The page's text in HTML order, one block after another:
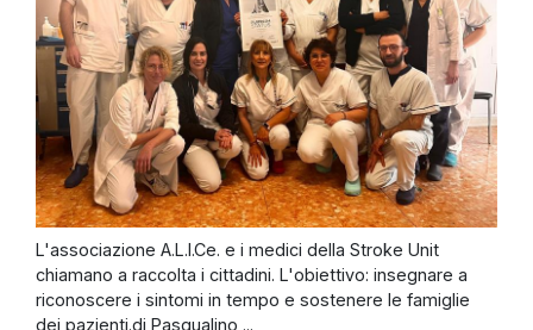
L'associazione A.L.I.Ce. e i medici della Stroke Unit
chiamano a raccolta i cittadini. L'obiettivo: insegnare a
riconoscere i sintomi in tempo e sostenere le famiglie
dei pazienti.di Pasqualino ...